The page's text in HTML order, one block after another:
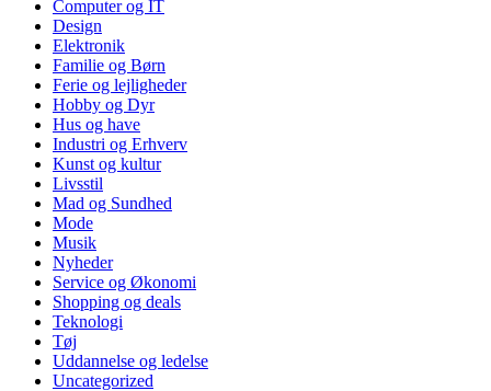
Computer og IT
Design
Elektronik
Familie og Børn
Ferie og lejligheder
Hobby og Dyr
Hus og have
Industri og Erhverv
Kunst og kultur
Livsstil
Mad og Sundhed
Mode
Musik
Nyheder
Service og Økonomi
Shopping og deals
Teknologi
Tøj
Uddannelse og ledelse
Uncategorized